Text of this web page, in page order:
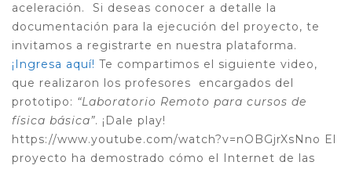
aceleración.
Si deseas conocer a detalle la
documentación para la ejecución del proyecto, te
invitamos a registrarte en nuestra plataforma.
¡Ingresa aquí! Te compartimos el siguiente video,
que realizaron los profesores encargados del
prototipo: “Laboratorio Remoto para cursos de
física básica”. ¡Dale play!
https://www.youtube.com/watch?v=nOBGjrXsNno El
proyecto ha demostrado cómo el Internet de las